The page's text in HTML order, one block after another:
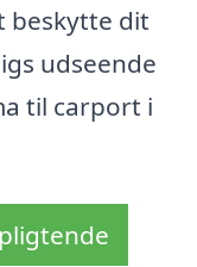
beskytte dit
udseende
til carport i